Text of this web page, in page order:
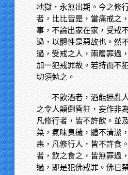
地獄，永無出期。今之修
者，比比皆是，當痛戒之
事，不論出家在家，受戒
過，以體性是惡故也。然
過，受戒之人，兩層罪過
加一犯戒罪故。若持而不
切須勉之。
不飲酒者，酒能迷亂
之令人顛倒昏狂，妄作非
凡修行者，皆不許飲。並
菜，氣味臭穢，體不清潔
恚，凡修行人，皆不許食
者，飲之食之，皆無罪過
過，即是犯佛戒罪。佛已